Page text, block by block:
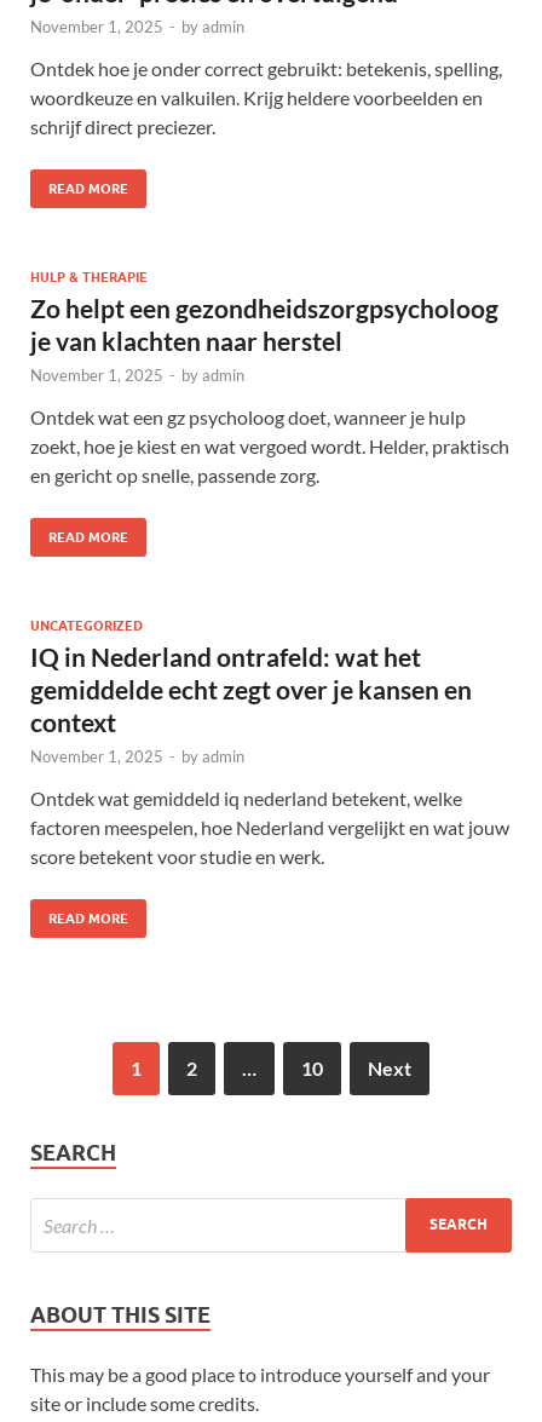
November 1, 2025 - byadmin
Ontdek hoe je onder correct gebruikt: betekenis, spelling,
woordkeuze en valkuilen. Krijg heldere voorbeelden en
schrijf direct preciezer.
READ MORE
HULP & THERAPIE
Zo helpt een gezondheidszorgpsycholoog
je van klachten naar herstel
November 1, 2025 - byadmin
Ontdek wat een gz psycholoog doet, wanneer je hulp
zoekt, hoe je kiest en wat vergoed wordt. Helder, praktisch
en gericht op snelle, passende zorg.
READ MORE
UNCATEGORIZED
IQ in Nederland ontrafeld: wat het
gemiddelde echt zegt over je kansen en
context
November 1, 2025 - byadmin
Ontdek wat gemiddeld iq nederland betekent, welke
factoren meespelen, hoe Nederland vergelijkt en wat jouw
score betekent voor studie en werk.
READ MORE
1 2 … 10 Next
SEARCH
ABOUT THIS SITE
This may be a good place to introduce yourself and your
site or include some credits.